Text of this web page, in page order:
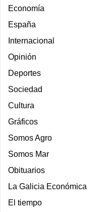
Economía
España
Internacional
Opinión
Deportes
Sociedad
Cultura
Gráficos
Somos Agro
Somos Mar
Obituarios
La Galicia Económica
El tiempo